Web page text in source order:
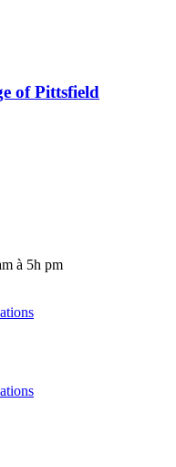
of Pittsfield
à 5h pm